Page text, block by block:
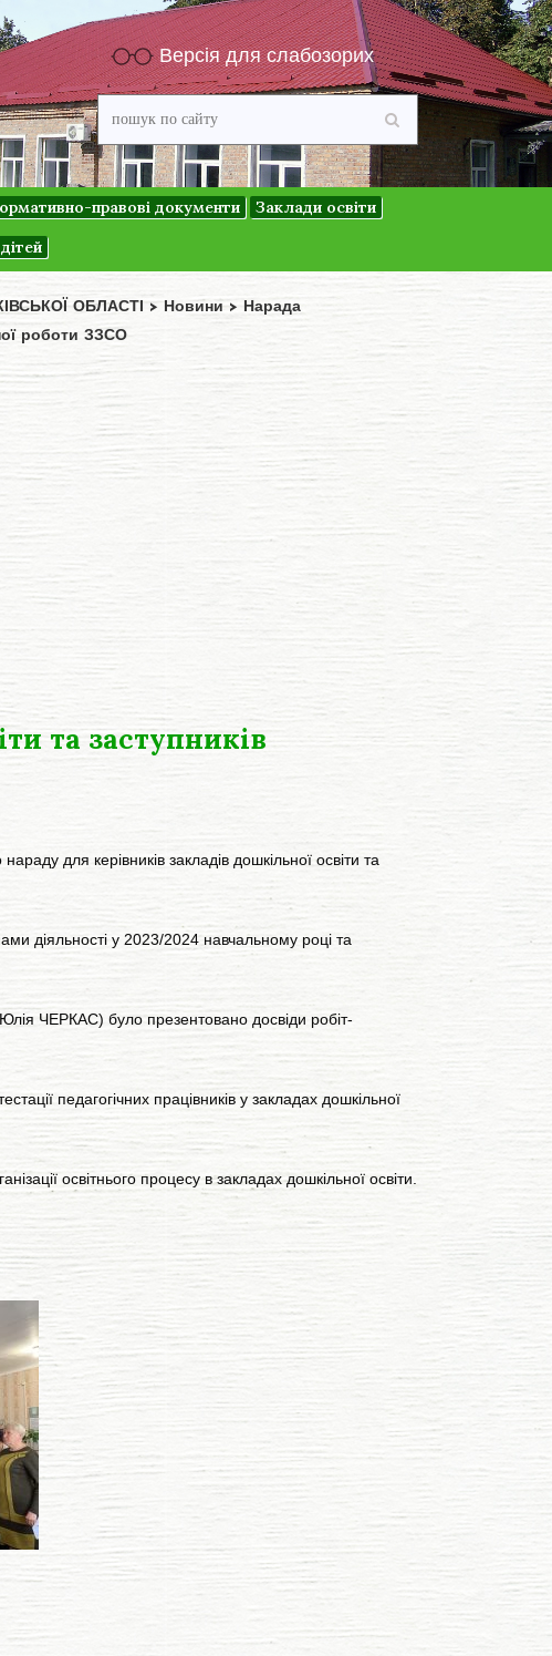
Версія для слабозорих
правові документи
Заклади освіти
ОБЛАСТІ > Новини> Нарада
роботи ЗЗСО
та заступників
для керівників закладів дошкільної освіти та
діяльності у 2023/2024 навчальному році та
ЧЕРКАС) було презентовано досвіди робіт-
педагогічних працівників у закладах дошкільної
освітнього процесу в закладах дошкільної освіти.